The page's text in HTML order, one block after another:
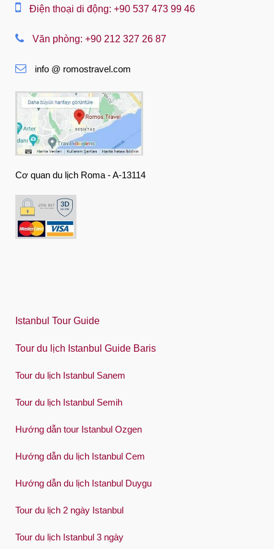
Slovenská
Suomi
Français
Deutsch
Ελληνική
Indonesia
Italiano
Русский
Español
Swedish
Türkçe
Điện thoại di động: +90 537 473 99 46
Văn phòng: +90 212 327 26 87
info @ romostravel.com
Cơ quan du lịch Roma - A-13114
Istanbul Tour Guide
Tour du lịch Istanbul Guide Baris
Tour du lịch Istanbul Sanem
Tour du lịch Istanbul Semih
Hướng dẫn tour Istanbul Ozgen
Hướng dẫn du lịch Istanbul Cem
Hướng dẫn du lịch Istanbul Duygu
Tour du lịch 2 ngày Istanbul
Tour du lịch Istanbul 3 ngày